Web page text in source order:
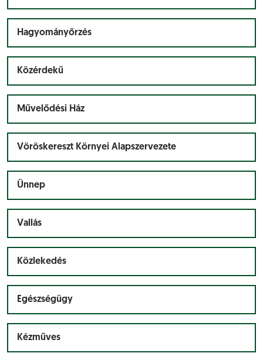
Hagyományőrzés
Közérdekű
Művelődési Ház
Vöröskereszt Környei Alapszervezete
Ünnep
Vallás
Közlekedés
Egészségügy
Kézműves